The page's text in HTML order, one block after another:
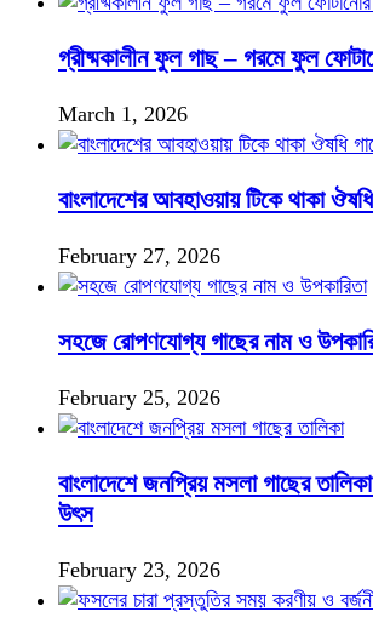
গ্রীষ্মকালীন ফুল গাছ – গরমে ফুল
March 1, 2026
বাংলাদেশের আবহাওয়ায় টিকে থাকা
February 27, 2026
সহজে রোপণযোগ্য গাছের নাম ও
February 25, 2026
বাংলাদেশে জনপ্রিয় মসলা গাছের
উৎস
February 23, 2026